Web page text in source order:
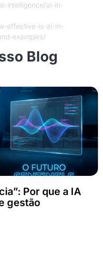
intelligence/ai-in-
effective-is-ai-in-
examples/
Blog
Por que a IA
gestão